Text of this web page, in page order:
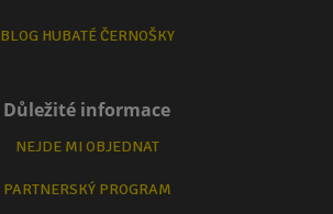
BLOG HUBATÉ ČERNOŠKY
Důležité informace
NEJDE MI OBJEDNAT
PARTNERSKÝ PROGRAM